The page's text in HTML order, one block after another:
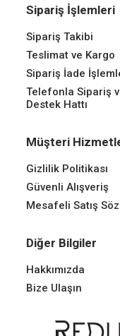
Sipariş İşlemleri
Sipariş Takibi
Teslimat ve Kargo
Sipariş İade
Telefonla Sipariş
Destek Hattı
Müşteri
Gizlilik Politikası
Güvenli Alışveriş
Mesafeli Satış
Diğer Bilgiler
Hakkımızda
Bize Ulaşın